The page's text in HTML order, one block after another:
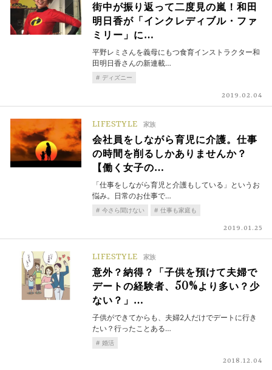
街中が振り返って二度見の嵐！和田
明日香が「インクレディブル・ファ
ミリー」に…
平野レミさんを義母にもつ食育インストラクター和
田明日香さんの新連載…
ディズニー
2019.02.04
LIFESTYLE 家族
会社員をしながら育児に介護。仕事
の時間を削るしかありませんか？
【働く女子の…
「仕事をしながら育児と介護もしている」というお
悩み。日常のお仕事で…
今さら聞けない 仕事も家庭も
2019.01.25
LIFESTYLE 家族
意外？納得？「子供を預けて夫婦で
デートの経験者、50%より多い？少
ない？」…
子供ができてからも、夫婦2人だけでデートに行き
たい？行ったことある…
婚活
2018.12.04